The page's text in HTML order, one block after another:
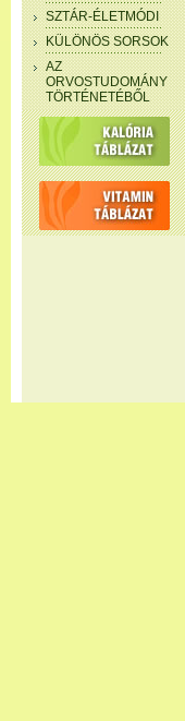
SZTÁR-ÉLETMÓDI
KÜLÖNÖS SORSOK
AZ
ORVOSTUDOMÁNY
TÖRTÉNETÉBŐL